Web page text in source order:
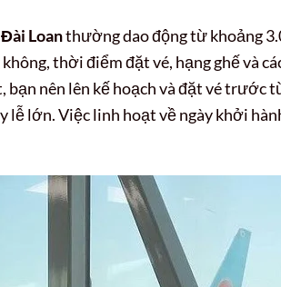
Loanthường dao động từ khoảng
thời điểm đặt vé, hạng ghế và
nên lên kế hoạch và đặt vé trước
lễ lớn. Việc linh hoạt về ngày khởi